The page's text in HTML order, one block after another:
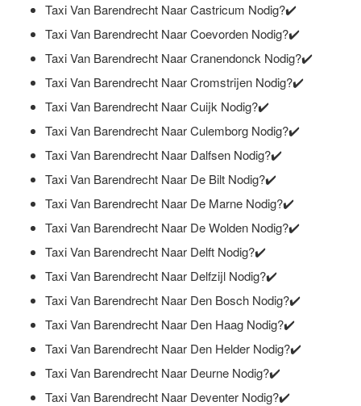
Taxi Van Barendrecht Naar Castricum Nodig?✔️
Taxi Van Barendrecht Naar Coevorden Nodig?✔️
Taxi Van Barendrecht Naar Cranendonck Nodig?✔️
Taxi Van Barendrecht Naar Cromstrijen Nodig?✔️
Taxi Van Barendrecht Naar Cuijk Nodig?✔️
Taxi Van Barendrecht Naar Culemborg Nodig?✔️
Taxi Van Barendrecht Naar Dalfsen Nodig?✔️
Taxi Van Barendrecht Naar De Bilt Nodig?✔️
Taxi Van Barendrecht Naar De Marne Nodig?✔️
Taxi Van Barendrecht Naar De Wolden Nodig?✔️
Taxi Van Barendrecht Naar Delft Nodig?✔️
Taxi Van Barendrecht Naar Delfzijl Nodig?✔️
Taxi Van Barendrecht Naar Den Bosch Nodig?✔️
Taxi Van Barendrecht Naar Den Haag Nodig?✔️
Taxi Van Barendrecht Naar Den Helder Nodig?✔️
Taxi Van Barendrecht Naar Deurne Nodig?✔️
Taxi Van Barendrecht Naar Deventer Nodig?✔️